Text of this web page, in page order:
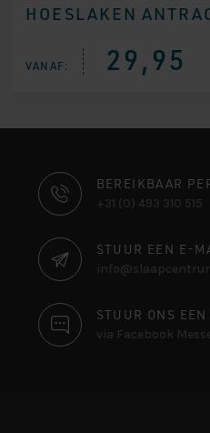
HOESLAKEN
VANAF: 29,95
CONTACT
INFORMATIE
BEREIKBAAR
+31 (0) 493 310 515
STUUR EEN E-
STUUR ONS
via Facebook